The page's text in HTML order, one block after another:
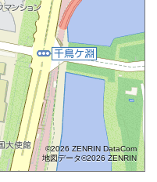
©2026 ZENRIN DataCom
地図データ©2026 ZENRIN